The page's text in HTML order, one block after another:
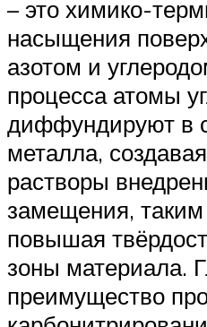
– это химико-
насыщения
азотом и
процесса атомы
диффундируют в
металла,
растворы
замещения,
повышая
зоны материала.
преимущество